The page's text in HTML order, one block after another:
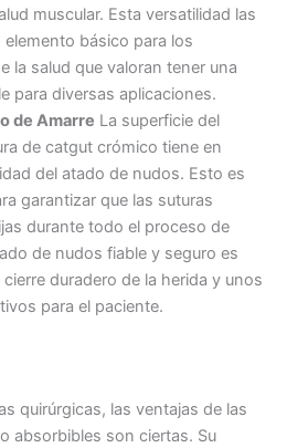
muscular. Esta versatilidad las
básico para los
la salud que valoran tener una
para diversas aplicaciones.
de Amarre La superficie del
de catgut crómico tiene en
del atado de nudos. Esto es
garantizar que las suturas
durante todo el proceso de
de nudos fiable y seguro es
duradero de la herida y unos
para el paciente.
quirúrgicas, las ventajas de las
absorbibles son ciertas. Su